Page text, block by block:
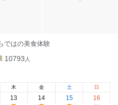
ではの美食体験
10793 人
木
13
金
14
土
15
日
16